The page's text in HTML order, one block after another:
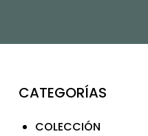
CATEGORÍAS
COLECCIÓN